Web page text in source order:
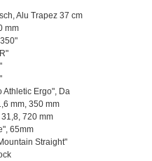
Alu Trapez 37 cm
mm
Athletic Ergo", Da
mm, 350 mm
720 mm
65mm
Straight"